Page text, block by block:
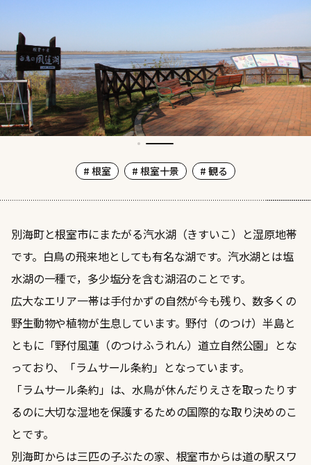
# 根室 # 根室十景 # 観る
別海町と根室市にまたがる汽水湖（きすいこ）と湿原地帯
です。白鳥の飛来地としても有名な湖です。汽水湖とは塩
水湖の一種で，多少塩分を含む湖沼のことです。
広大なエリア一帯は手付かずの自然が今も残り、数多くの
野生動物や植物が生息しています。野付（のつけ）半島と
ともに「野付風蓮（のつけふうれん）道立自然公園」とな
っており、「ラムサール条約」となっています。
「ラムサール条約」は、水鳥が休んだりえさを取ったりす
るのに大切な湿地を保護するための国際的な取り決めのこ
とです。
別海町からは三匹の子ぶたの家、根室市からは道の駅スワ